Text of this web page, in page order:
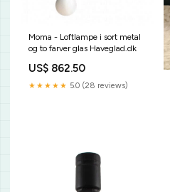
Moma - Loftlampe i sort metal
og to farver glas Haveglad.dk
US$ 862.50
★★★★★ 5.0 (28 reviews)